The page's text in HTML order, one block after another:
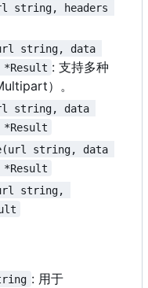
string, headers
string, data
: 支持多种
） 。
string, data
string, data
string,
: 用于